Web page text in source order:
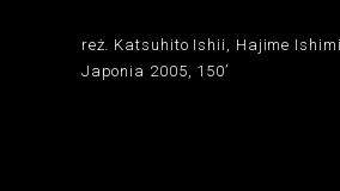
reż. Katsuhito Ishii, Hajime
Japonia 2005, 150’